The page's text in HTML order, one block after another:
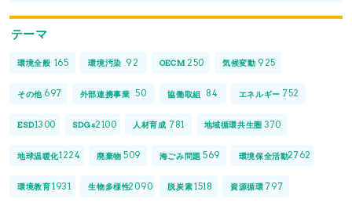
テーマ
環境全般 165 環境汚染 92 OECM 250 気候変動 925
その他 697 外部連携事業 50 協働取組 84 エネルギー 752
ESD1300 SDGs2100 人材育成 781 地域循環共生圏 370
地球温暖化1224 廃棄物 509 海ごみ問題 569 環境保全活動2762
環境教育1931 生物多様性2090 脱炭素1518 資源循環 797